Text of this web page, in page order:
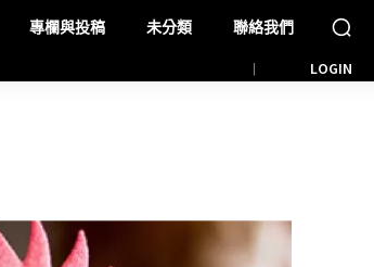
專欄與投稿 未分類 聯絡我們
LOGIN